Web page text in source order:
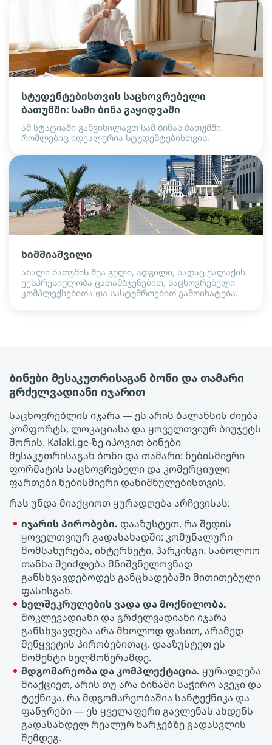
სტუდენტებისთვის საცხოვრებელი
ბათუმში: სამი ბინა გაყიდვაში
ამ სტატიაში განვიხილავთ სამ ბინას ბათუმში,
რომლებიც იდეალურია სტუდენტებისთვის.
ხიმშიაშვილი
ახალი ბათუმის შუა გული, ადგილი, სადაც ქალაქის
ექსპრესიულობა ცათამბჯენებით, საცხოვრებელი
კომპლექსებითა და სასტუმროებით გამოიხატება.
Ბინები მესაკუთრისაგან ბონი და თამარი
გრძელვადიანი იჯარით
საცხოვრებლის იჯარა — ეს არის ბალანსის ძიება
კომფორტს, ლოკაციასა და ყოველთვიურ ბიუჯეტს
შორის. Kalaki.ge-ზე იპოვით Ბინები
მესაკუთრისაგან ბონი და თამარი: ნებისმიერი
ფორმატის საცხოვრებელი და კომერციული
ფართები ნებისმიერი დანიშნულებისთვის.
რას უნდა მიაქციოთ ყურადღება არჩევისას:
იჯარის პირობები. დააზუსტეთ, რა შედის
ყოველთვიურ გადასახადში: კომუნალური
მომსახურება, ინტერნეტი, პარკინგი. საბოლოო
თანხა შეიძლება მნიშვნელოვნად
განსხვავდებოდეს განცხადებაში მითითებული
ფასისგან.
ხელშეკრულების ვადა და მოქნილობა.
მოკლევადიანი და გრძელვადიანი იჯარა
განსხვავდება არა მხოლოდ ფასით, არამედ
შეწყვეტის პირობებითაც. დააზუსტეთ ეს
მომენტი ხელმოწერამდე.
მდგომარეობა და კომპლექტაცია. ყურადღება
მიაქციეთ, არის თუ არა ბინაში საჭირო ავეჯი და
ტექნიკა, რა მდგომარეობაშია სანტექნიკა და
ფანჯრები — ეს ყველაფერი გავლენას ახდენს
გადასახდელ რეალურ ხარჯებზე გადასვლის
შემდეგ.